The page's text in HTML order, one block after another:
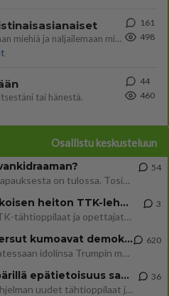
Tulevat tänne palstalle haukkumaan miehiä ja naljailemaan miehelle, kehuvat olevansa heitä parempia. Itse asuvat MIEHE
161
498
tai hänestä.
44
460
Osallistu keskusteluun
Uusi draamasarja järkyttävästä tapauksesta on tulossa. Tositapahtumiin perustuva sarja ammentaa vuoden 1986 Mikkelin pan
54
Ernest Lawson täräytti erikoisen heiton TTK-lehdistötilaisuudessa: " Onko tässä tarkoituksena...?"
Ernest Lawson esitteli uudet TTK-tähtioppilaat ja opettajat torstaina 6.8. lehdistölle. Tulevalla kaudella on yksi hausk
3
Jos SDP ei voita reilusti, persut kumoavat demokratian Suomesta
Näin tekisi ainakin Rydman seuratessaan idolinsa Trumpin mallia https://www.is.fi/politiikka/art-2000012187244.html
620
Uuden TTK-juontajan ympärillä epätietoisuus sakenee - Nyt MTV hämmentää soppaa
TTK tulee taas tänä syksynä. Ohjelman uudet tähtioppilaat julkistetaan torstaina 6. elokuuta klo 14 alkavassa lehdistö
36